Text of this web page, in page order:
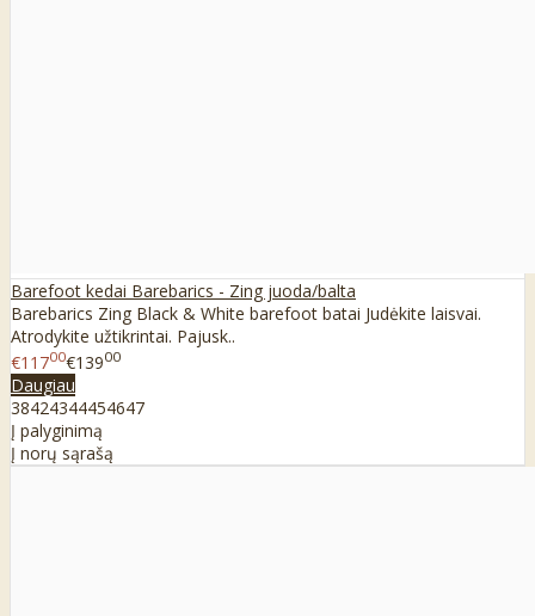
Barefoot kedai Barebarics - Zing juoda/balta
Barebarics Zing Black & White barefoot batai Judėkite laisvai.
Atrodykite užtikrintai. Pajusk..
€11700€13900
Daugiau
38424344454647
Į palyginimą
Į norų sąrašą